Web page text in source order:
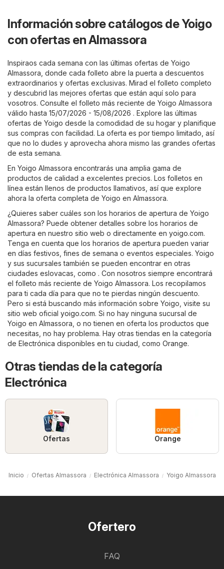
Información sobre catálogos de Yoigo
con ofertas en Almassora
Inspiraos cada semana con las últimas ofertas de Yoigo
Almassora, donde cada folleto abre la puerta a descuentos
extraordinarios y ofertas exclusivas. Mirad el folleto completo
y descubrid las mejores ofertas que están aquí solo para
vosotros. Consulte el folleto más reciente de Yoigo Almassora
válido hasta 15/07/2026 - 15/08/2026 . Explore las últimas
ofertas de Yoigo desde la comodidad de su hogar y planifique
sus compras con facilidad. La oferta es por tiempo limitado, así
que no lo dudes y aprovecha ahora mismo las grandes ofertas
de esta semana.
En Yoigo Almassora encontrarás una amplia gama de
productos de calidad a excelentes precios. Los folletos en
línea están llenos de productos llamativos, así que explore
ahora la oferta completa de Yoigo en Almassora.
¿Quieres saber cuáles son los horarios de apertura de Yoigo
Almassora? Puede obtener detalles sobre los horarios de
apertura en nuestro sitio web o directamente en yoigo.com.
Tenga en cuenta que los horarios de apertura pueden variar
en días festivos, fines de semana o eventos especiales. Yoigo
y sus sucursales también se pueden encontrar en otras
ciudades eslovacas, como . Con nosotros siempre encontrará
el folleto más reciente de Yoigo Almassora. Los recopilamos
para ti cada día para que no te pierdas ningún descuento.
Pero si está buscando más información sobre Yoigo, visite su
sitio web oficial yoigo.com. Si no hay ninguna sucursal de
Yoigo en Almassora, o no tienen en oferta los productos que
necesitas, no hay problema. Hay otras tiendas en la categoría
de Electrónica disponibles en tu ciudad, como Orange.
Otras tiendas de la categoría
Electrónica
Ofertas Orange
Inicio Ofertas Almassora Electrónica Almassora Yoigo Almassora
Ofertero
FAQ